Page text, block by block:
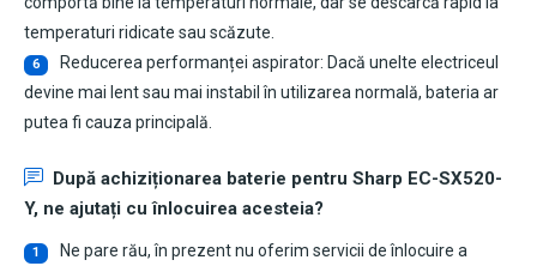
temperaturi ridicate sau scăzute.
6
Reducerea performanței aspirator: Dacă unelte electriceul
devine mai lent sau mai instabil în utilizarea normală, bateria ar
putea fi cauza principală.
După achiziționarea baterie pentru Sharp EC-SX520-
Y, ne ajutați cu înlocuirea acesteia?
1
Ne pare rău, în prezent nu oferim servicii de înlocuire a